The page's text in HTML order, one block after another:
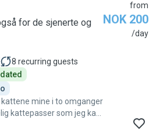
katten savner henne
for de sjenerte og
8 recurring guests
mine i to omganger
kattepasser som jeg kan
Ikke bare følger hun
from
NOK 200
/day